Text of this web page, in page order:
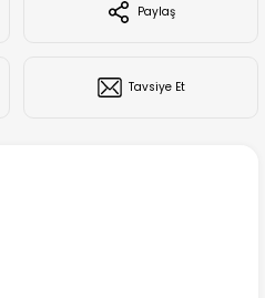
Creality Ender Serisi
Creality CR Serisi
Paylaş
Tavsiye Et